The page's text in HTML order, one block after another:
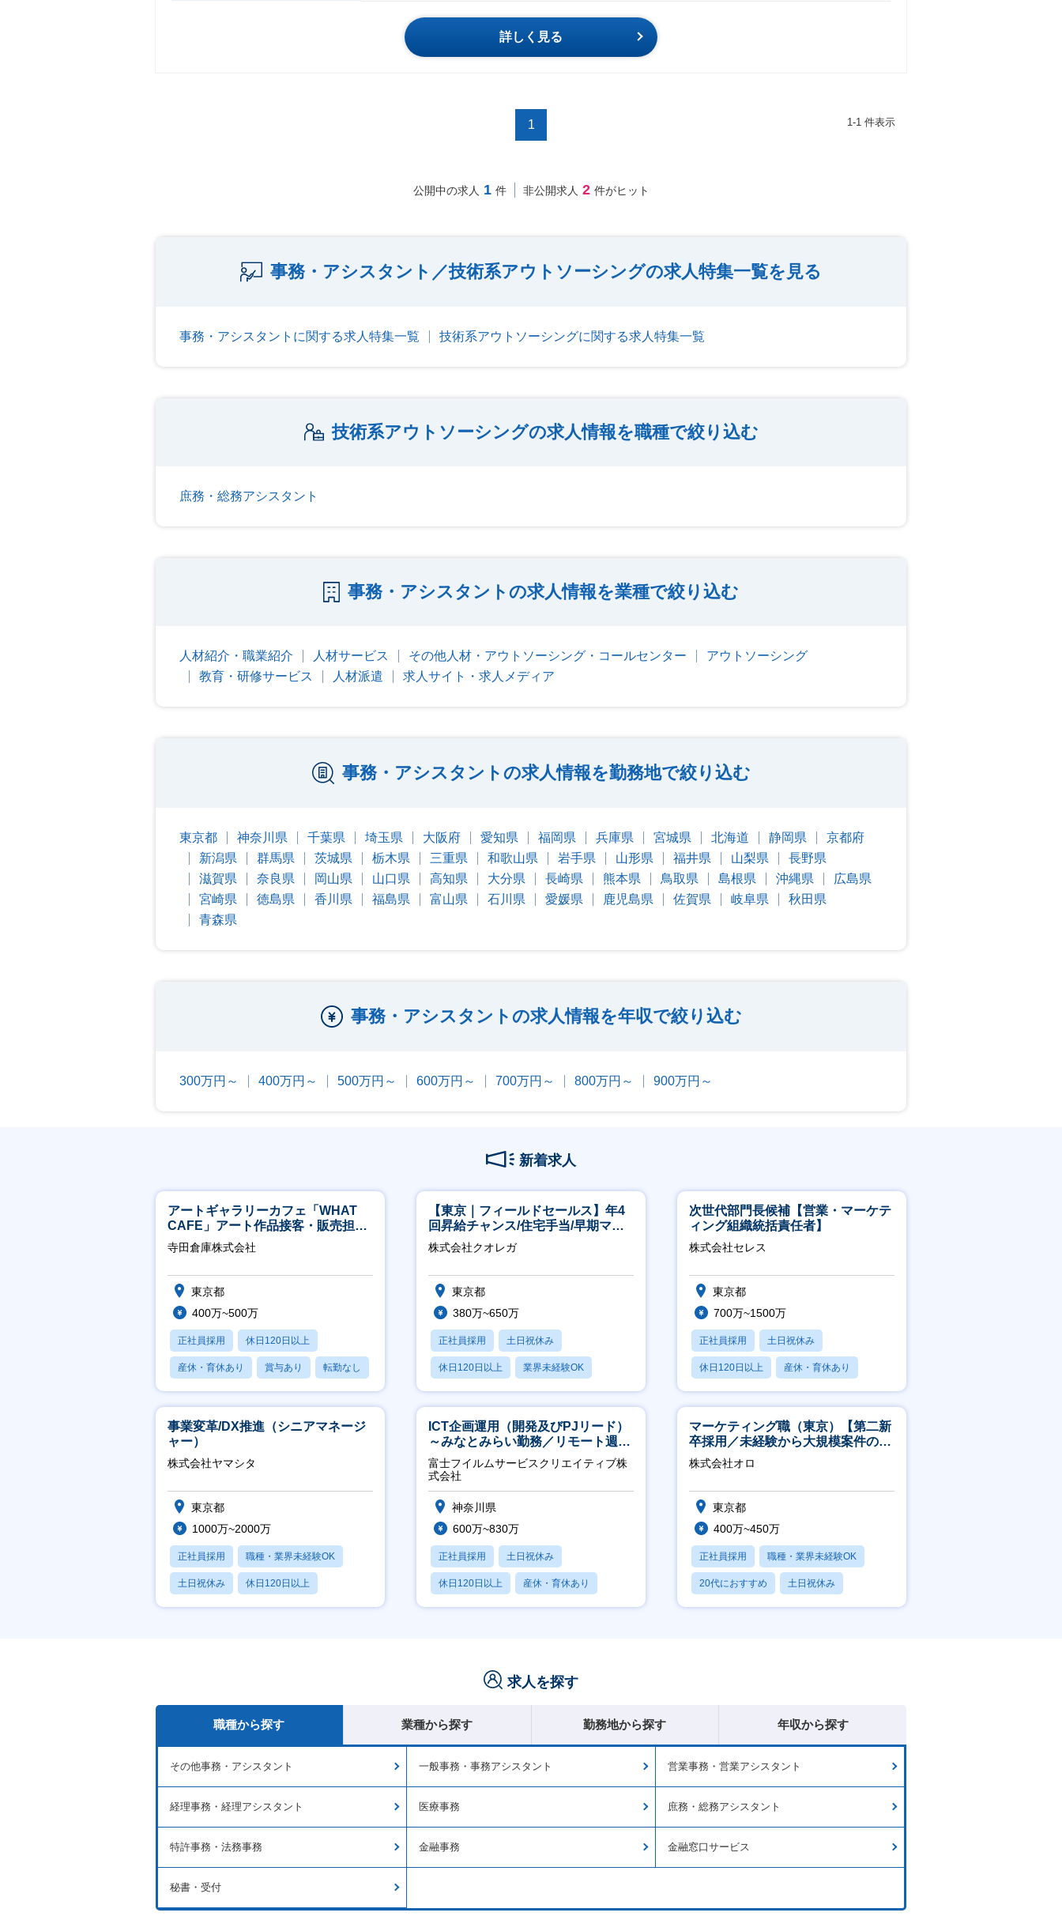
詳しく見る
1 1-1 件表示
公開中の求人 1 件 非公開求人 2 件がヒット
事務・アシスタント／技術系アウトソーシングの求人特集一覧を見る
事務・アシスタントに関する求人特集一覧 技術系アウトソーシングに関する求人特集一覧
技術系アウトソーシングの求人情報を職種で絞り込む
庶務・総務アシスタント
事務・アシスタントの求人情報を業種で絞り込む
人材紹介・職業紹介 人材サービス その他人材・アウトソーシング・コールセンター
アウトソーシング
教育・研修サービス
人材派遣 求人サイト・求人メディア
事務・アシスタントの求人情報を勤務地で絞り込む
東京都 神奈川県 千葉県 埼玉県 大阪府 愛知県 福岡県 兵庫県 宮城県 北海道 静岡県
京都府
新潟県
群馬県 茨城県 栃木県 三重県 和歌山県 岩手県 山形県 福井県 山梨県
長野県
滋賀県
奈良県 岡山県 山口県 高知県 大分県 長崎県 熊本県 鳥取県 島根県 沖縄県
広島県
宮崎県
徳島県 香川県 福島県 富山県 石川県 愛媛県 鹿児島県 佐賀県 岐阜県
秋田県
青森県
事務・アシスタントの求人情報を年収で絞り込む
300万円～ 400万円～ 500万円～ 600万円～ 700万円～ 800万円～ 900万円～
新着求人
アートギャラリーカフェ「WHAT
CAFE」アート作品接客・販売担当
※アート領域未経験可
寺田倉庫株式会社
東京都
400万~500万
正社員採用 休日120日以上
産休・育休あり 賞与あり 転勤なし
【東京｜フィールドセールス】年4
回昇給チャンス/住宅手当/早期マネ
ジメント機会あり！
株式会社クオレガ
東京都
380万~650万
正社員採用 土日祝休み
休日120日以上 業界未経験OK
産休・育休あり
次世代部門長候補【営業・マーケテ
ィング組織統括責任者】
株式会社セレス
東京都
700万~1500万
正社員採用 土日祝休み
休日120日以上 産休・育休あり
賞与あり
事業変革/DX推進（シニアマネージ
ャー）
株式会社ヤマシタ
東京都
1000万~2000万
正社員採用 職種・業界未経験OK
土日祝休み 休日120日以上
産休・育休あり
ICT企画運用（開発及びPJリード）
～みなとみらい勤務／リモート週
2OK／業務改善～
富士フイルムサービスクリエイティブ株
式会社
神奈川県
600万~830万
正社員採用 土日祝休み
休日120日以上 産休・育休あり
月残業20時間以内
マーケティング職（東京）【第二新
卒採用／未経験から大規模案件のマ
ーケティングが経験できる／研修充
実】
株式会社オロ
東京都
400万~450万
正社員採用 職種・業界未経験OK
20代におすすめ 土日祝休み
休日120日以上
求人を探す
職種から探す 業種から探す 勤務地から探す 年収から探す
その他事務・アシスタント 一般事務・事務アシスタント 営業事務・営業アシスタント
経理事務・経理アシスタント 医療事務 庶務・総務アシスタント
特許事務・法務事務 金融事務 金融窓口サービス
秘書・受付